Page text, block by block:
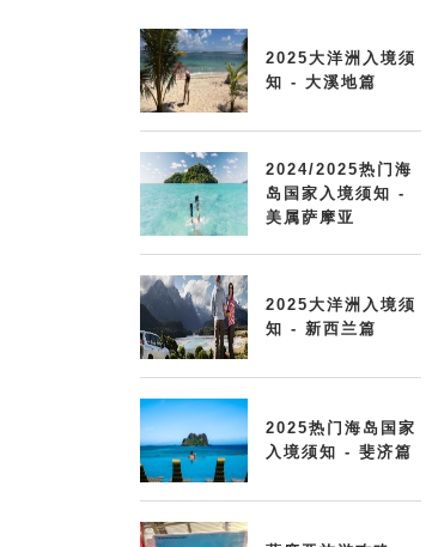
2025大洋洲入境须
知 - 大溪地篇
2024/2025热门海
岛国家入境须知 -
美属萨摩亚
2025大洋洲入境须
知 - 新西兰篇
2025热门海岛国家
入境须知 - 斐济篇